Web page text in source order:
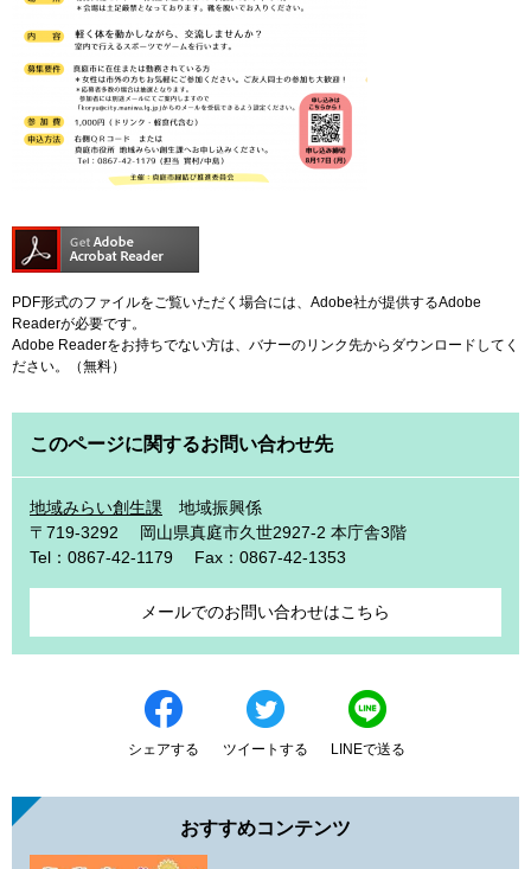
PDF形式のファイルをご覧いただく場合には、Adobe社が提供するAdobe
Readerが必要です。
Adobe Readerをお持ちでない方は、バナーのリンク先からダウンロードしてく
ださい。（無料）
このページに関するお問い合わせ先
地域みらい創生課
地域振興係
〒719-3292
岡山県真庭市久世2927-2 本庁舎3階
Tel：0867-42-1179
Fax：0867-42-1353
メールでのお問い合わせはこちら
シェアする ツイートする LINEで送る
おすすめコンテンツ